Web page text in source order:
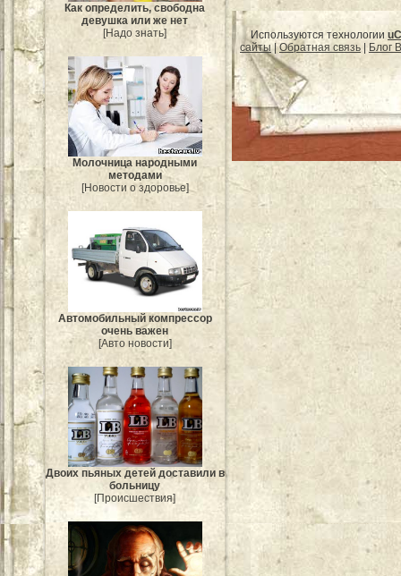
Как определить, свободна
девушка или же нет
[Надо знать]
Молочница народными
методами
[Новости о здоровье]
Автомобильный компрессор
очень важен
[Авто новости]
Двоих пьяных детей доставили в
больницу
[Происшествия]
Используются технологии
сайты|Обратная связь Блог